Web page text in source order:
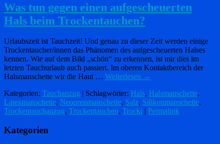
Was tun gegen einen aufgescheuerten
Hals beim Trockentauchen?
Urlaubszeit ist Tauchzeit! Und genau zu dieser Zeit werden einige
Trockentaucher/innen das Phänomen des aufgescheuerten Halses
kennen. Wie auf dem Bild „schön“ zu erkennen, ist mir dies im
letzten Tauchurlaub auch passiert. Im oberen Kontaktbereich der
Halsmanschette wir die Haut … Weiterlesen →
Kategorien: Tauchanzug | Schlagwörter: Hals, Halsmanschette,
Latexmanschette, Neoprenmanschette, Salz, Silikonmanschette,
Trockentauchanzug, Trockentauchen, Trocki Permalink
Kategorien